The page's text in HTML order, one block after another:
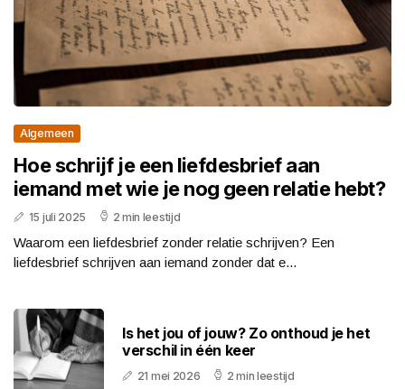
Algemeen
Hoe schrijf je een liefdesbrief aan
iemand met wie je nog geen relatie hebt?
15 juli 2025 2 min leestijd
Waarom een liefdesbrief zonder relatie schrijven? Een
liefdesbrief schrijven aan iemand zonder dat e...
Is het jou of jouw? Zo onthoud je het
verschil in één keer
21 mei 2026 2 min leestijd